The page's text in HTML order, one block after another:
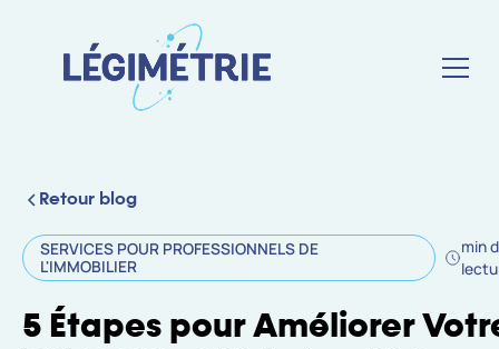
Retour blog
SERVICES POUR PROFESSIONNELS DE
L'IMMOBILIER
min
5 Étapes pour Améliorer